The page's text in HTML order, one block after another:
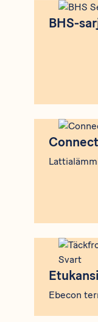
BHS-
BHS-
Connection
Ebecon
Etukansi EB-